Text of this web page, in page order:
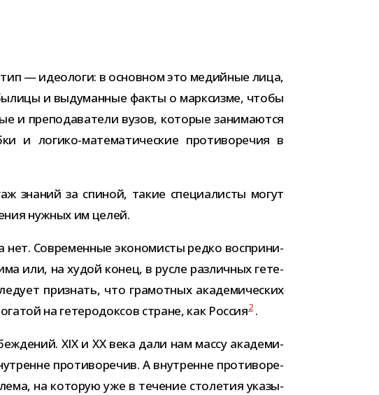
— идео­логи: в основ­ном это медий­ные лица,
и выду­ман­ные факты о марк­сизме, чтобы
и пре­по­да­ва­тели вузов, кото­рые зани­ма­ются
и логико-​математические про­ти­во­ре­чия в
зна­ний за спи­ной, такие спе­ци­а­ли­сты могут
нуж­ных им целей.
нет. Современные эко­но­ми­сты редко вос­при­ни­
или, на худой конец, в русле раз­лич­ных гете­
при­знать, что гра­мот­ных ака­де­ми­че­ских
на гете­ро­док­сов стране, как Россия2.
XIX и XX века дали нам массу ака­де­ми­
про­ти­во­ре­чив. А внут­ренне про­ти­во­ре­
на кото­рую уже в тече­ние сто­ле­тия ука­зы­